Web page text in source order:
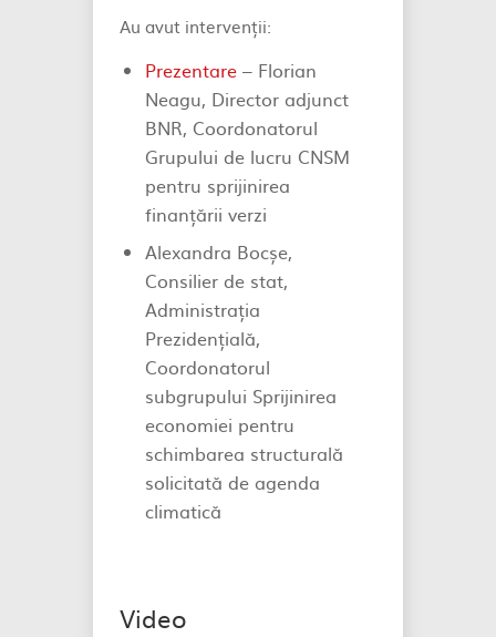
Au avut intervenții:
Prezentare – Florian
Neagu, Director adjunct
BNR, Coordonatorul
Grupului de lucru CNSM
pentru sprijinirea
finanțării verzi
Alexandra Bocșe,
Consilier de stat,
Administrația
Prezidențială,
Coordonatorul
subgrupului Sprijinirea
economiei pentru
schimbarea structurală
solicitată de agenda
climatică
Video